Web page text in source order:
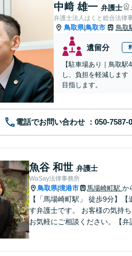
中﨑 雄一 弁護士
弁護士法人はくと総合法律
鳥取県|鳥取市 鳥取
遺留分
【駐車場あり｜鳥取
し、負担を軽減します
目指します。
電話でお問い合わせ
魚谷 和世 弁護士
WaSay法律事務所
鳥取県|境港市 馬場崎町駅 か
【「馬場崎町駅」 徒歩9分】
す弁護士です。 お客様の気持
お気軽にご相談ください。【弁